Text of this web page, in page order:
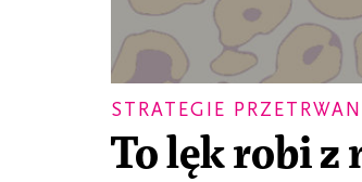
STRATEGIE
To lęk robi z